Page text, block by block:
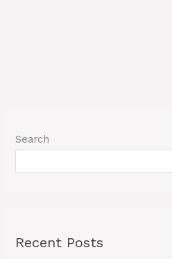
Search
Recent Posts